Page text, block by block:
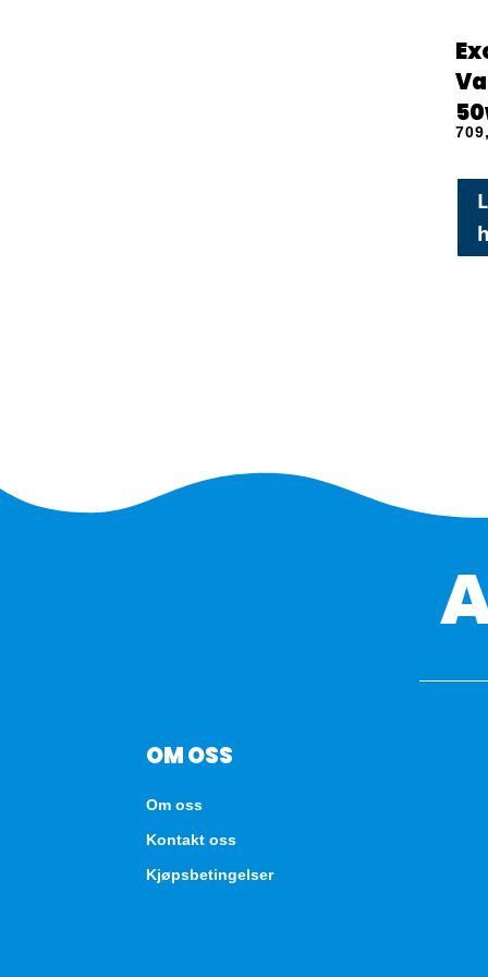
OM OSS
Om oss
Kontakt oss
Kjøpsbetingelser